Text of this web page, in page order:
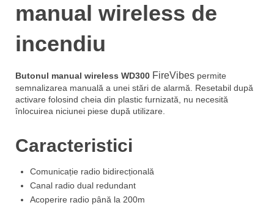
manual wireless de
incendiu
Butonul manual wireless WD300 FireVibes permite
semnalizarea manuală a unei stări de alarmă. Resetabil după
activare folosind cheia din plastic furnizată, nu necesită
înlocuirea niciunei piese după utilizare.
Caracteristici
Comunicație radio bidirecțională
Canal radio dual redundant
Acoperire radio până la 200m